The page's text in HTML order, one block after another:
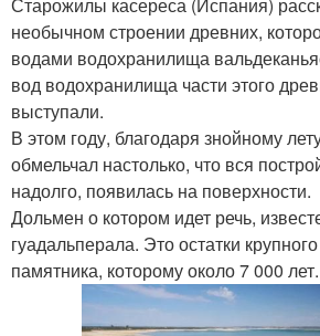
необычном строении древних,
водами водохранилища
вод водохранилища части этого
выступали.
В этом году, благодаря знойному
обмельчал настолько, что вся
надолго, появилась на поверхности.
Дольмен о котором идет речь,
гуадальперала. Это остатки
памятника, которому около 7 000 лет.